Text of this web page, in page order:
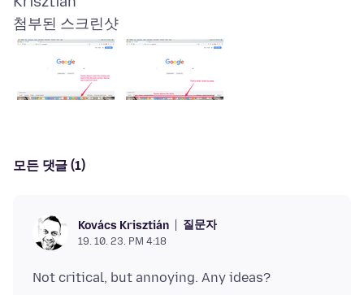
첨부된 스크린샷
모든 댓글 (1)
Kovács Krisztián 질문자
19. 10. 23. PM 4:18